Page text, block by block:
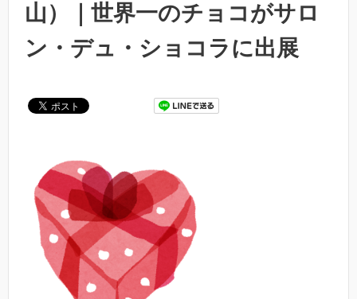
山）｜世界一のチョコがサロ
ン・デュ・ショコラに出展